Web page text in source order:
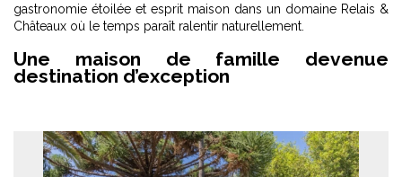
gastronomie étoilée et esprit maison dans un domaine Relais &
Châteaux où le temps paraît ralentir naturellement.
Une maison de famille devenue
destination d’exception